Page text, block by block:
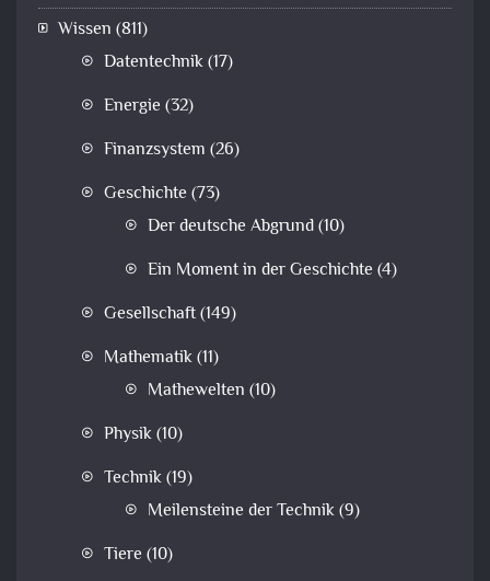
Wissen (811)
Datentechnik(17)
Energie (32)
Finanzsystem (26)
Geschichte (73)
Der deutsche Abgrund(10)
Ein Moment in der Geschichte (4)
Gesellschaft(149)
Mathematik(11)
Mathewelten (10)
Physik(10)
Technik(19)
Meilensteine der Technik(9)
Tiere (10)